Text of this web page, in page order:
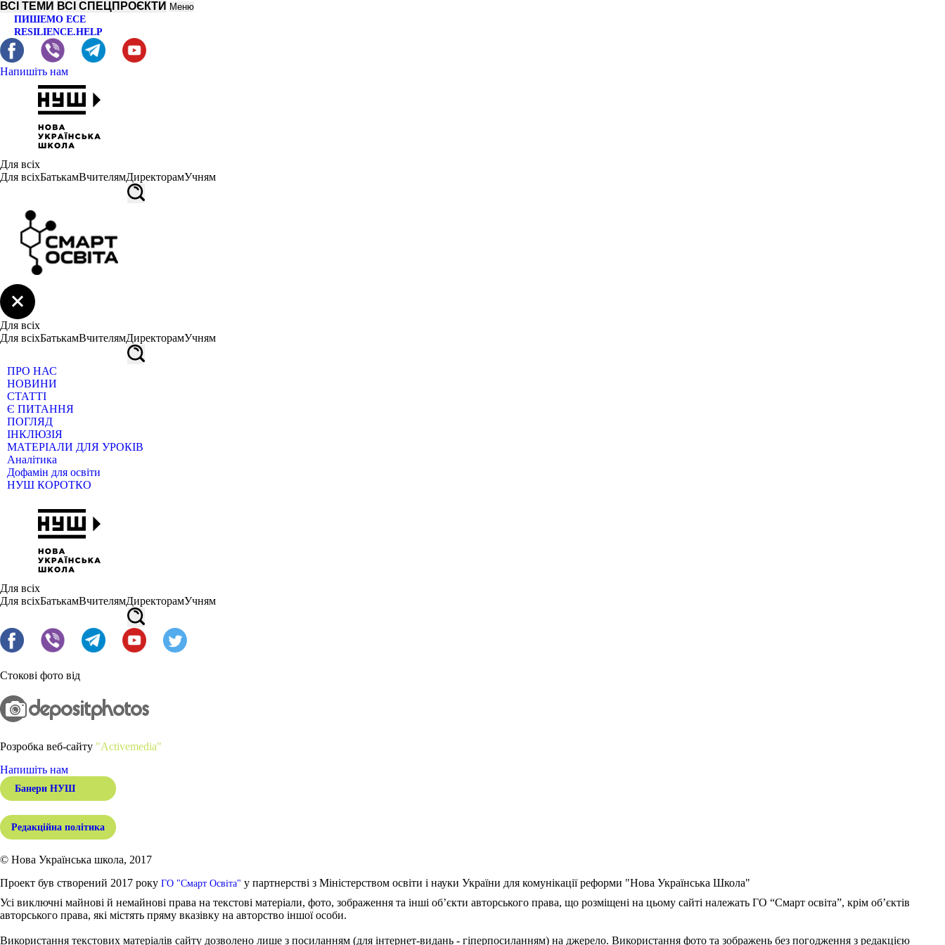
ВСІ ТЕМИ ВСІ СПЕЦПРОЄКТИ Меню
ПИШЕМО ЕСЕ
RESILIENCE.HELP
Напишіть нам
Для всіх
Для всіхБатькамВчителямДиректорамУчням
Для всіх
Для всіхБатькамВчителямДиректорамУчням
ПРО НАС
НОВИНИ
СТАТТІ
Є ПИТАННЯ
ПОГЛЯД
ІНКЛЮЗІЯ
МАТЕРІАЛИ ДЛЯ УРОКІВ
Аналітика
Дофамін для освіти
НУШ КОРОТКО
Для всіх
Для всіхБатькамВчителямДиректорамУчням
Стокові фото від
Розробка веб-сайту "Activemedia"
Напишіть нам
Банери НУШ
Редакційна політика
© Нова Українська школа, 2017
Проект був створений 2017 року ГО "Смарт Освіта" у партнерстві з Міністерством освіти і науки України для комунікації реформи "Нова Українська Школа"
Усі виключні майнові й немайнові права на текстові матеріали, фото, зображення та інші об’єкти авторського права, що розміщені на цьому сайті належать ГО “Смарт освіта”, крім об’єктів
авторського права, які містять пряму вказівку на авторство іншої особи.
Використання текстових матеріалів сайту дозволено лише з посиланням (для інтернет-видань - гіперпосиланням) на джерело. Використання фото та зображень без погодження з редакцією